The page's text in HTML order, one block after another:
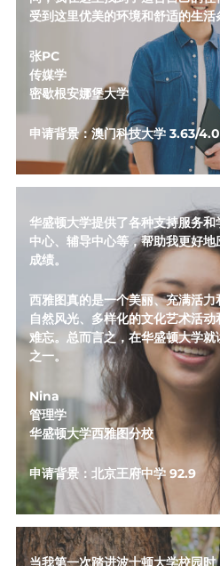
受到这里优美的环境和舒适的生活
张PC
传媒学
密歇根安娜堡大学
申请背景：澳门科技大学 3.63/
华盛顿大学提供了各种支持服务
中心、辅导中心等，帮助我更好
成绩。
西雅图真的是一个美丽、充满活
自然风光、多样化的文化艺术活
难忘。总而言之，在华盛顿大学
之一。
Nina
管理学
华盛顿大学西雅图分校
申请背景：北京王府中学 92.9
当我第一次踏进波士顿大学校园